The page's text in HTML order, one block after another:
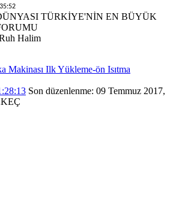
TÜRKİYE'NİN EN BÜYÜK
Makinası Ilk Yükleme-ön Isıtma
Son düzenlenme: 09 Temmuz 2017,